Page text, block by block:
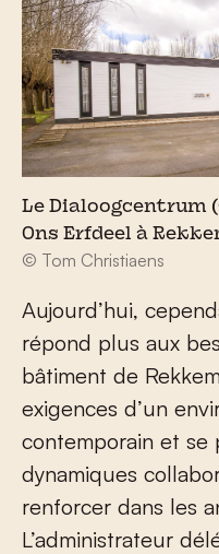
Le Dialoogcentrum
Ons Erfdeel à
© Tom Christiaens
Aujourd’hui,
répond plus aux
bâtiment de
exigences d’un
contemporain et se
dynamiques
renforcer dans les
L’administrateur